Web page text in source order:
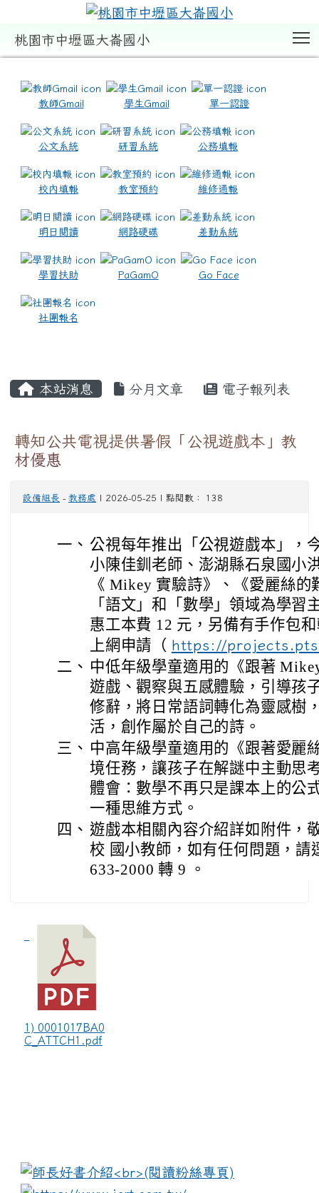
桃園市中壢區大崙國小
教師Gmail 學生Gmail 單一認證
公文系統 研習系統 公務填報
校內填報 教室預約 維修通報
明日閱讀 網路硬碟 差勤系統
學習扶助 PaGamO Go Face
社團報名
本站消息 分月文章 電子報列表
轉知公共電視提供暑假「公視遊戲本」教
材優惠
設備組長 - 教務處 | 2026-05-25 | 點閱數： 138
一、 公視每年推出「公視遊戲本」，
小陳佳釧老師、澎湖縣石泉國小
《 Mikey 實驗詩》、《愛麗絲
「語文」和「數學」領域為學習
惠工本費 12 元，另備有手作包
上網申請（ https://
二、 中低年級學童適用的《跟著
遊戲、觀察與五感體驗，引導孩
修辭，將日常語詞轉化為靈感樹
活，創作屬於自己的詩。
三、 中高年級學童適用的《跟著愛麗
境任務，讓孩子在解謎中主動思
體會：數學不再只是課本上的公
一種思維方式。
四、 遊戲本相關內容介紹詳如附件，
校 國小教師，如有任何問題，請
633-2000 轉 9 。
1) 0001017BA0
C_ATTCH1.pdf